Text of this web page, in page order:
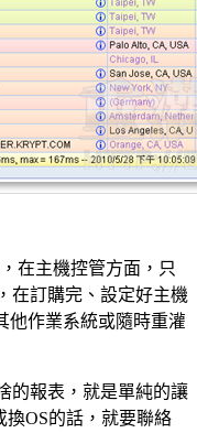
在主機控管方面，只
在訂購完、設定好主機
他作業系統或隨時重灌
的報表，就是單純的讓
換OS的話，就要聯絡